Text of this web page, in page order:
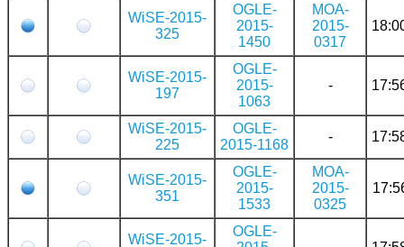
WiSE-2015-
325
OGLE-
2015-
1450
MOA-
2015-
0317
WiSE-2015-
197
OGLE-
2015-
1063
-
WiSE-2015-
225
OGLE-
2015-1168
-
WiSE-2015-
351
OGLE-
2015-
1533
MOA-
2015-
0325
WiSE-2015-
OGLE-